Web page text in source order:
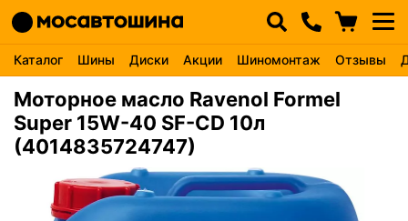
Каталог Шины Диски Акции Шиномонтаж Отзывы
Моторное масло Ravenol Formel
Super 15W-40 SF-CD 10л
(4014835724747)